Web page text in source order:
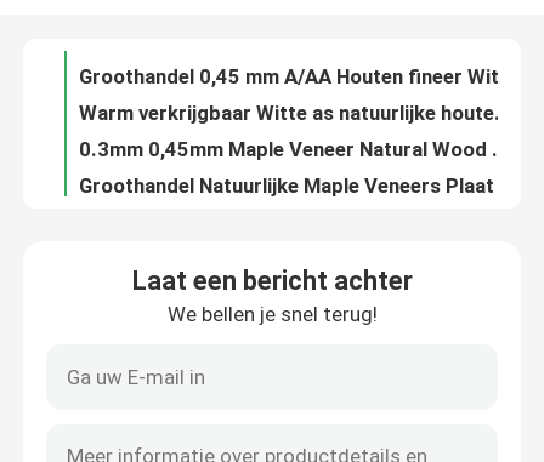
Fabriekstocht
Kwaliteitscontrole
Gevallen
Vraag een offerte
Fabriek Natuurlijke houten fineer Wit as 0,3 mm/0,45 mm/0,5 mm/0,6 mm Berghorn As Fineer Houten fineer Platen Wandpanelen
Laat een bericht achter
We bellen je snel terug!